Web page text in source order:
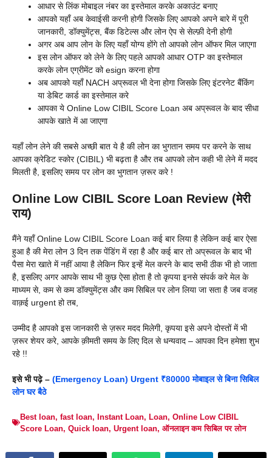
आधार से लिंक मोबाइल नंबर का इस्तेमाल करके अकाउंट बनाए
आपको यहाँ अब केवाईसी करनी होगी जिसके लिए आपको अपने बारे में पूरी
जानकारी, डॉक्युमेंट्स, बैंक डिटेल्स और लोन ऐप से सेल्फ़ी देनी होगी
अगर अब आप लोन के लिए यहाँ योग्य होंगे तो आपको लोन ऑफर मिल जाएगा
इस लोन ऑफर को लेने के लिए पहले आपको आधार OTP का इस्तेमाल
करके लोन एग्रीमेंट को esign करना होगा
अब आपको यहाँ NACH अप्रूवल भी देना होगा जिसके लिए इंटरनेट बैंकिंग
या डेबिट कार्ड का इस्तेमाल करे
आपका ये Online Low CIBIL Score Loan अब अप्रूवल के बाद सीधा
आपके खाते में आ जाएगा
यहाँ लोन लेने की सबसे अच्छी बात ये है की लोन का भुगतान समय पर करने के साथ
आपका क्रेडिट स्कोर (CIBIL) भी बढ़ता है और तब आपको लोन कही भी लेने में मदद
मिलती है, इसलिए समय पर लोन का भुगतान ज़रूर करे !
Online Low CIBIL Score Loan Review (मेरी
राय)
मैंने यहाँ Online Low CIBIL Score Loan कई बार लिया है लेकिन कई बार ऐसा
हुआ है की मेरा लोन 3 दिन तक पेंडिंग में रहा है और कई बार तो अप्रूवल के बाद भी
पैसा मेरा खाते में नहीं आया है लेकिन फिर इन्हें मेल करने के बाद सभी ठीक भी हो जाता
है, इसलिए अगर आपके साथ भी कुछ ऐसा होता है तो कृपया इनसे संपर्क करे मेल के
माध्यम से, कम से कम डॉक्युमेंट्स और कम सिबिल पर लोन लिया जा सता है जब वजह
वाक़ई urgent हो तब,
उम्मीद है आपको इस जानकारी से ज़रूर मदद मिलेगी, कृपया इसे अपने दोस्तों में भी
ज़रूर शेयर करे, आपके क़ीमती समय के लिए दिल से धन्यवाद – आपका दिन हमेशा शुभ
रहे !!
इसे भी पढ़े – (Emergency Loan) Urgent ₹80000 मोबाइल से बिना सिबिल
लोन घर बैठे
Best loan, fast loan, Instant Loan, Loan, Online Low CIBIL
Score Loan, Quick loan, Urgent loan, ऑनलाइन कम सिबिल पर लोन